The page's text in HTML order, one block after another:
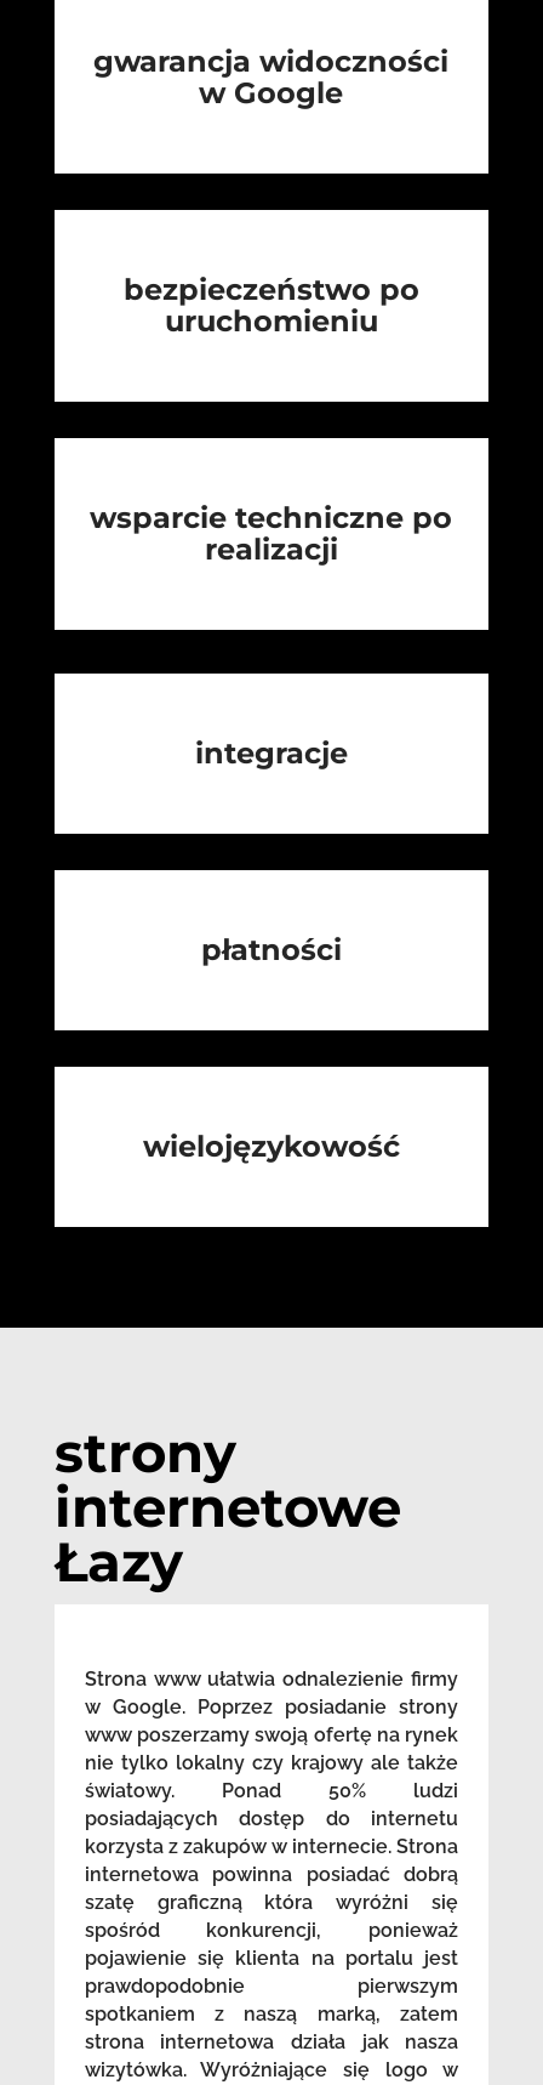
gwarancja widoczności
w Google
bezpieczeństwo po
uruchomieniu
wsparcie techniczne po
realizacji
integracje
płatności
wielojęzykowość
strony
internetowe
Łazy
Strona www ułatwia odnalezienie firmy
w Google. Poprzez posiadanie strony
www poszerzamy swoją ofertę na rynek
nie tylko lokalny czy krajowy ale także
światowy. Ponad 50% ludzi
posiadających dostęp do internetu
korzysta z zakupów w internecie. Strona
internetowa powinna posiadać dobrą
szatę graficzną która wyróżni się
spośród konkurencji, ponieważ
pojawienie się klienta na portalu jest
prawdopodobnie pierwszym
spotkaniem z naszą marką, zatem
strona internetowa działa jak nasza
wizytówka. Wyróżniające się logo w